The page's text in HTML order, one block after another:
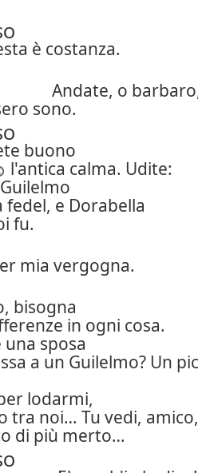
è costanza.
Andate, o
sono.
buono
l'antica calma. Udite:
fedel, e Dorabella
fu.
mia vergogna.
bisogna
in ogni cosa.
una sposa
a un Guilelmo? Un
lodarmi,
tra noi… Tu vedi, amico,
di più merto…